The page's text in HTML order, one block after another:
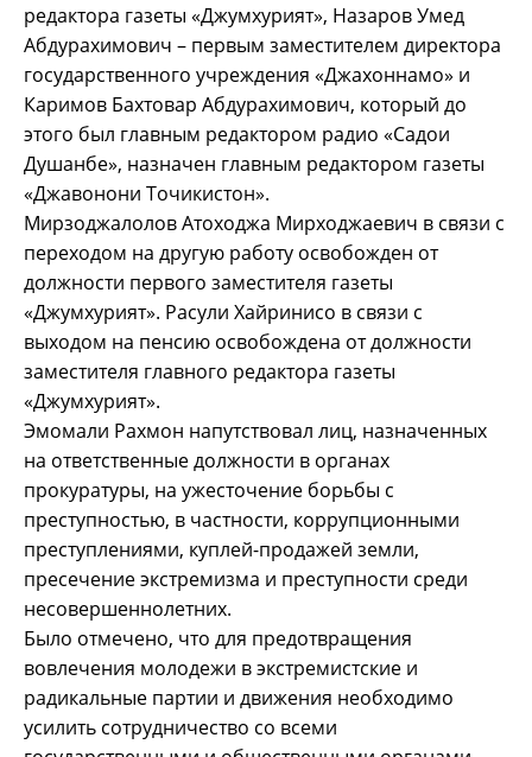
редактора газеты «Джумхурият», Назаров Умед
Абдурахимович – первым заместителем директора
государственного учреждения «Джахоннамо» и
Каримов Бахтовар Абдурахимович, который до
этого был главным редактором радио «Садои
Душанбе», назначен главным редактором газеты
«Джавонони Точикистон».
Мирзоджалолов Атоходжа Мирходжаевич в связи с
переходом на другую работу освобожден от
должности первого заместителя газеты
«Джумхурият». Расули Хайринисо в связи с
выходом на пенсию освобождена от должности
заместителя главного редактора газеты
«Джумхурият».
Эмомали Рахмон напутствовал лиц, назначенных
на ответственные должности в органах
прокуратуры, на ужесточение борьбы с
преступностью, в частности, коррупционными
преступлениями, куплей-продажей земли,
пресечение экстремизма и преступности среди
несовершеннолетних.
Было отмечено, что для предотвращения
вовлечения молодежи в экстремистские и
радикальные партии и движения необходимо
усилить сотрудничество со всеми